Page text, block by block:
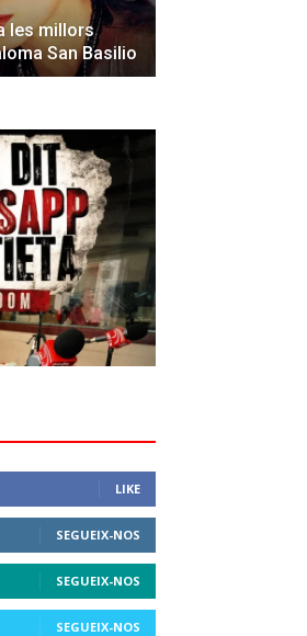
les millors
San Basilio
LIKE
SEGUEIX-NOS
SEGUEIX-NOS
SEGUEIX-NOS